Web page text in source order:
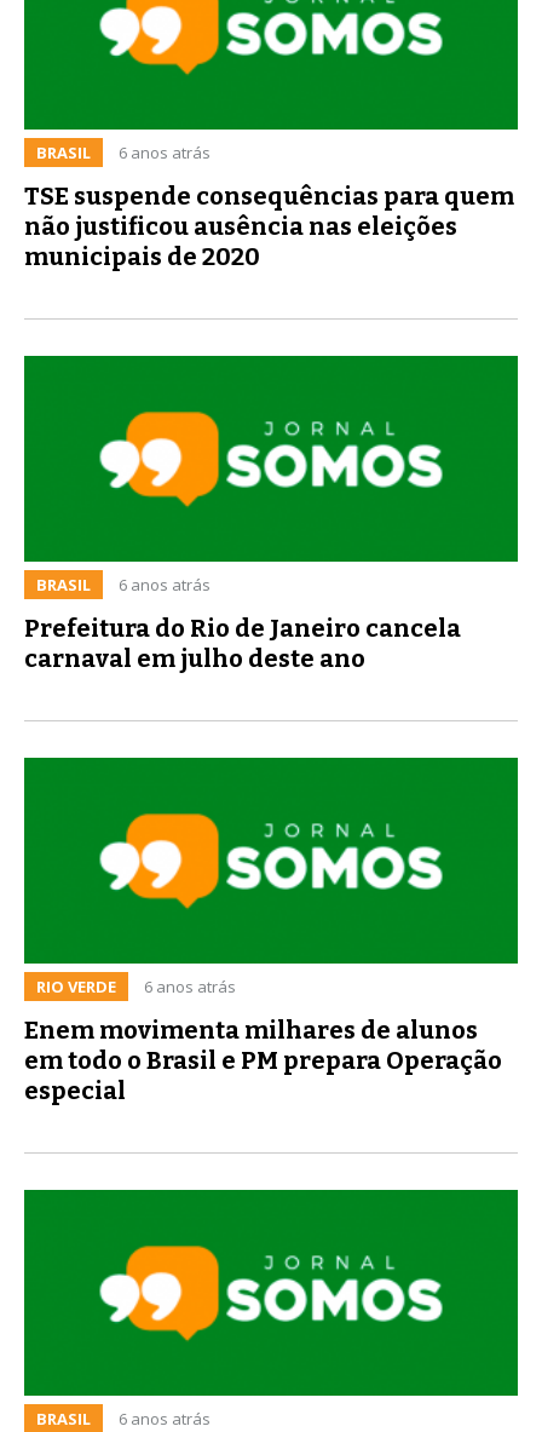
BRASIL 6 anos atrás
TSE suspende consequências para quem
não justificou ausência nas eleições
municipais de 2020
BRASIL 6 anos atrás
Prefeitura do Rio de Janeiro cancela
carnaval em julho deste ano
RIO VERDE 6 anos atrás
Enem movimenta milhares de alunos
em todo o Brasil e PM prepara Operação
especial
BRASIL 6 anos atrás